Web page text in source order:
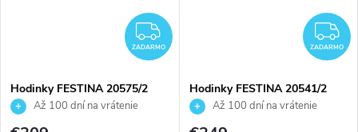
ZADARMO
ZADARMO
Hodinky FESTINA 20575/2
Až 100 dní na vrátenie
tovaru. Autorizovaný predajca.
ZADARMO
Hodinky FESTINA 20541/2
Až 100 dní na vrátenie
tovaru. Autorizovaný predajca.